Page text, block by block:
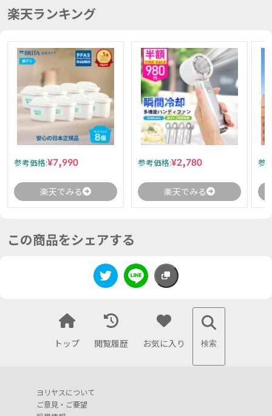
楽天ランキング
参考価格:¥7,990
楽天でみる
参考価格:¥2,780
楽天でみる
参
この商品をシェアする
トップ 閲覧履歴 お気に入り 検索
ヨリヤスについて
ご意見・ご要望